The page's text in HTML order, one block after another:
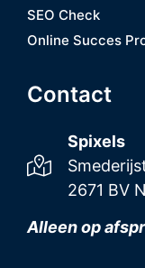
SEO Check
Online Succes
Contact
Spixels
2671 BV
Alleen op